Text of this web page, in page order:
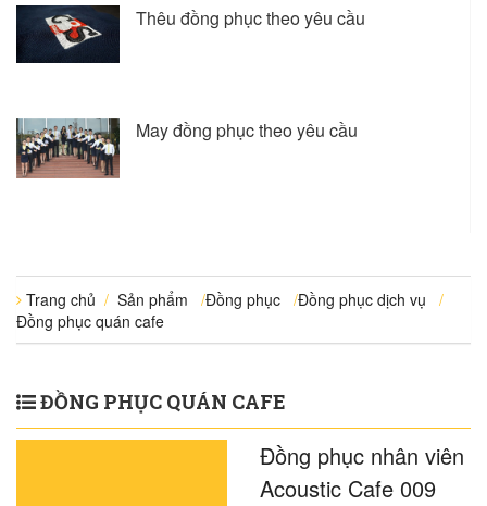
Thêu đồng phục theo yêu cầu
May đồng phục theo yêu cầu
Trang chủ / Sản phẩm /Đồng phục /Đồng phục dịch vụ /
Đồng phục quán cafe
ĐỒNG PHỤC QUÁN CAFE
Đồng phục nhân viên
Acoustic Cafe 009